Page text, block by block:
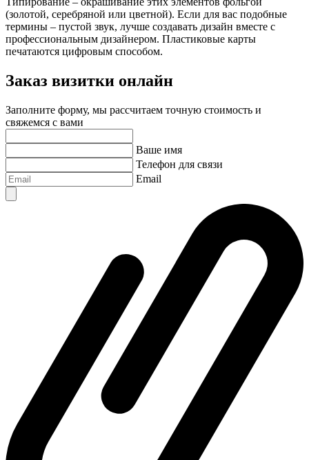
(золотой, серебряной или цветной). Если для вас подобные
термины – пустой звук, лучше создавать дизайн вместе с
профессиональным дизайнером. Пластиковые карты
печатаются цифровым способом.
Заказ визитки онлайн
Заполните форму, мы рассчитаем точную стоимость и
свяжемся с вами
Ваше имя
Телефон для связи
Email